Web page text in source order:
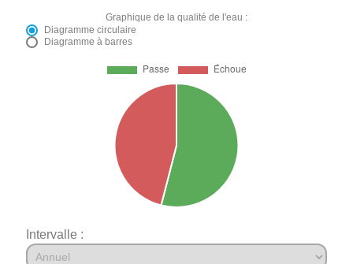
Graphique de la qualité de l'eau :
Diagramme circulaire
Diagramme à barres
Intervalle :